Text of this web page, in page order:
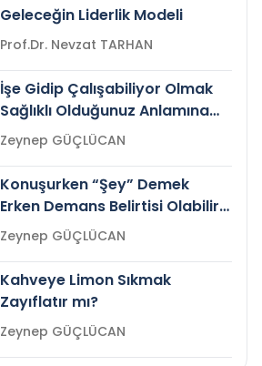
Geleceğin Liderlik Modeli
Prof.Dr. Nevzat TARHAN
İşe Gidip Çalışabiliyor Olmak
Sağlıklı Olduğunuz Anlamına
Gelir mi?Zeynep GÜÇLÜCAN
Konuşurken “Şey” Demek
Erken Demans Belirtisi Olabilir
mi?
Zeynep GÜÇLÜCAN
Kahveye Limon Sıkmak
Zayıflatır mı?
Zeynep GÜÇLÜCAN